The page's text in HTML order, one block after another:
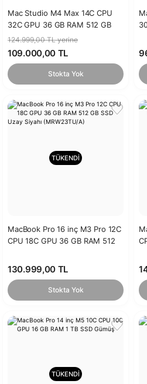
Mac Studio M4 Max 14C CPU
32C GPU 36 GB RAM 512 GB
SSD
124.999,00 TL yerine
109.000,00 TL
Stokta Yok
TÜKENDİ
MacBook Pro 16 inç M3 Pro 12C
CPU 18C GPU 36 GB RAM 512
(MRW23TU/A)
130.999,00 TL
Stokta Yok
TÜKENDİ